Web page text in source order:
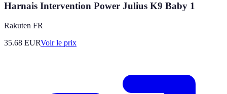
Harnais Intervention Power Julius K9 Baby 1
Rakuten FR
35.68 EURVoir le prix